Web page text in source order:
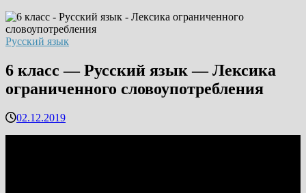
Русский язык
6 класс — Русский язык — Лексика
ограниченного словоупотребления
02.12.2019